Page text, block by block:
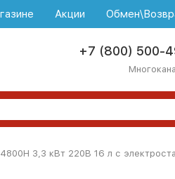
Акции
+7 (800) 500-
3,3 кВт 220В 16 л с